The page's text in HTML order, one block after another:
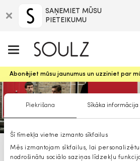
Piekrišana Sīkāka informācija
Šī tīmekļa vietne izmanto sīkfailus
Mēs izmantojam sīkfailus, lai
nodrošinātu sociālo saziņas līdzekļu
SAŅEMIET MŪSU
PIETEIKUMU
Abonējiet mūsu jaunumus un uzziniet par
HUGO hUGO